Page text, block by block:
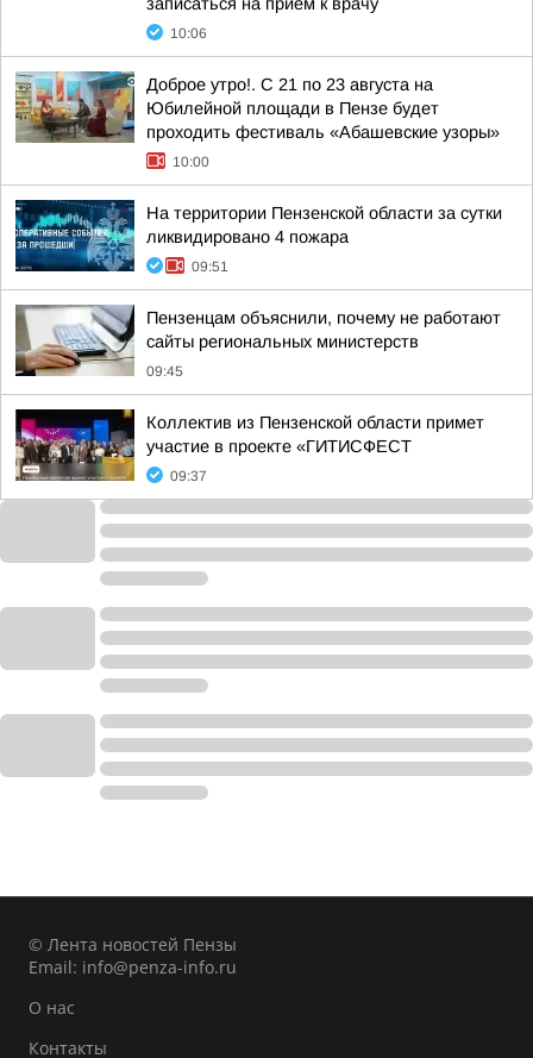
10:06
Доброе утро!. С 21 по 23 августа на
Юбилейной площади в Пензе будет
проходить фестиваль «Абашевские узоры»
10:00
На территории Пензенской области за сутки
ликвидировано 4 пожара
09:51
Пензенцам объяснили, почему не работают
сайты региональных министерств
09:45
Коллектив из Пензенской области примет
участие в проекте «ГИТИСФЕСТ
09:37
© Лента новостей Пензы
Email: info@penza-info.ru
О нас
Контакты